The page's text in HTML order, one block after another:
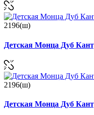
2196(ш)
Детская Монца Дуб
2196(ш)
Детская Монца Дуб